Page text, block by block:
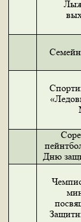
Дню